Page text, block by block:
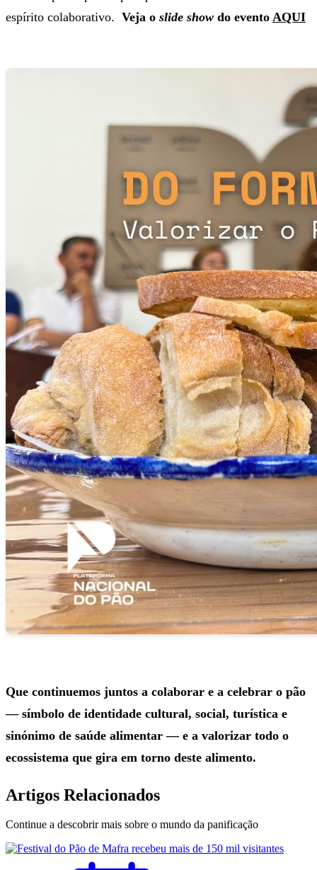
espírito colaborativo. Veja o slide show do evento AQUI
Que continuemos juntos a colaborar e a celebrar o pão
— símbolo de identidade cultural, social, turística e
sinónimo de saúde alimentar — e a valorizar todo o
ecossistema que gira em torno deste alimento.
Artigos Relacionados
Continue a descobrir mais sobre o mundo da panificação